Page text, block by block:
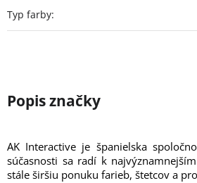
Typ farby:
AK Interactive je španielska
súčasnosti sa radí k
stále širšiu ponuku farieb, štetcov a